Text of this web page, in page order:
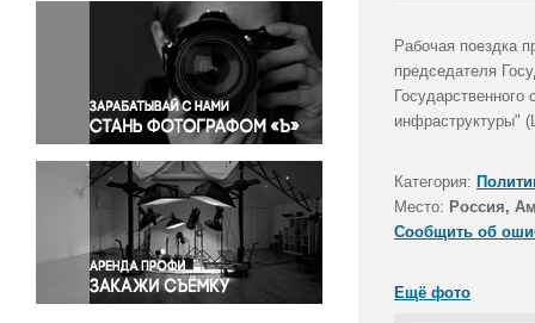
Окружающая среда
Политика
Правосудие
Происшествия и конфликты
Религия
Светская жизнь
Спорт
Экология
Экономика и бизнес
Рабочая поездка
председателя
инфраструктуры"
Категория:
Место: Россия,
Сообщить об
Ещё фото